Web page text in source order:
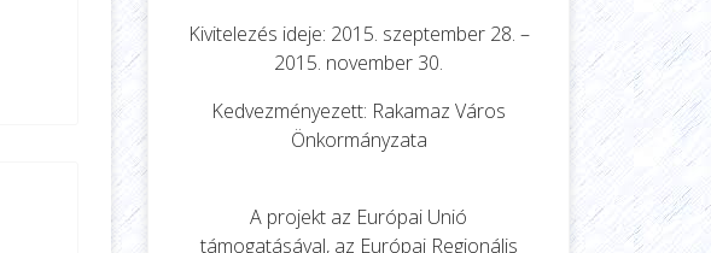
Kivitelezés ideje: 2015. szeptember 28. –
2015. november 30.
Kedvezményezett: Rakamaz Város
Önkormányzata
A projekt az Európai Unió
támogatásával, az Európai Regionális